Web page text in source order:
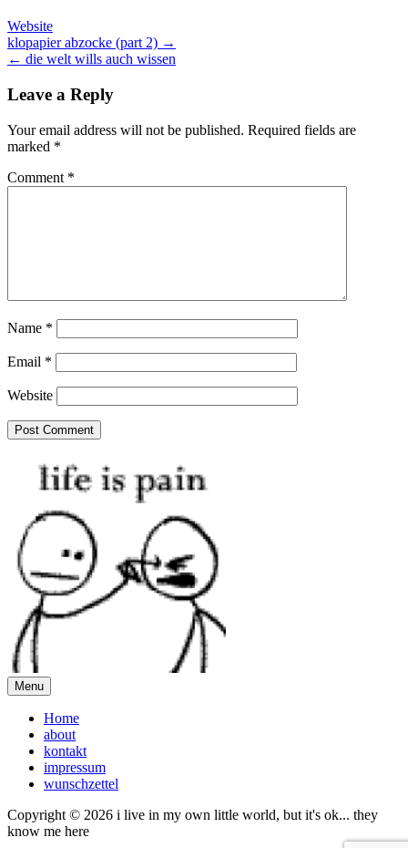
Website
Post
navigation
klopapier abzocke (part 2) →
← die welt wills auch wissen
Leave a Reply
Your email address will not be published. Required fields are
marked *
Comment *
Name *
Email *
Website
Menu
Home
about
kontakt
impressum
wunschzettel
Copyright © 2026 i live in my own little world, but it's ok... they
know me here